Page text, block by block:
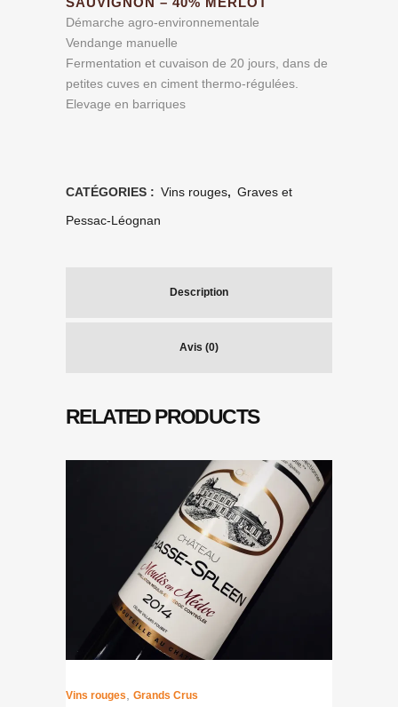
Démarche agro-environnementale
Vendange manuelle
Fermentation et cuvaison de 20 jours, dans de
petites cuves en ciment thermo-régulées.
Elevage en barriques
CATÉGORIES : Vins rouges, Graves et
Pessac-Léognan
Description
Avis (0)
RELATED PRODUCTS
Vins rouges Grands Crus